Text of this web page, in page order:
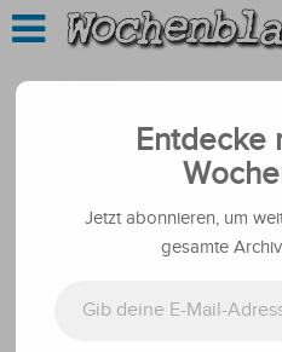
Entdecke
Jetzt abonnieren, um
gesamte